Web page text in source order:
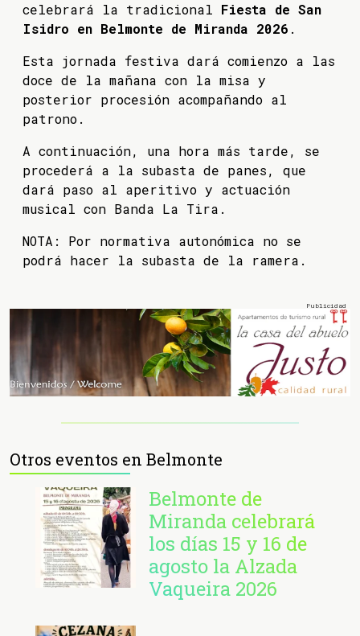
celebrará la tradicional Fiesta de San
Isidro en Belmonte de Miranda 2026 .
Esta jornada festiva dará comienzo a las
doce de la mañana con la misa y
posterior procesión acompañando al
patrono.
A continuación, una hora más tarde, se
procederá a la subasta de panes, que
dará paso al aperitivo y actuación
musical con Banda La Tira.
NOTA: Por normativa autonómica no se
podrá hacer la subasta de la ramera.
Otros eventos en Belmonte
Belmonte de
Miranda celebrará
los días 15 y 16 de
agosto la Alzada
Vaqueira 2026